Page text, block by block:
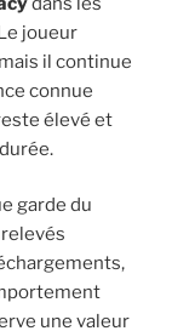
joueur
il continue
connue
élevé et
garde du
une valeur